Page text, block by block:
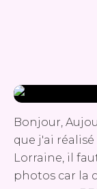
Bonjour,
que j'ai
Lorraine, il
photos car la